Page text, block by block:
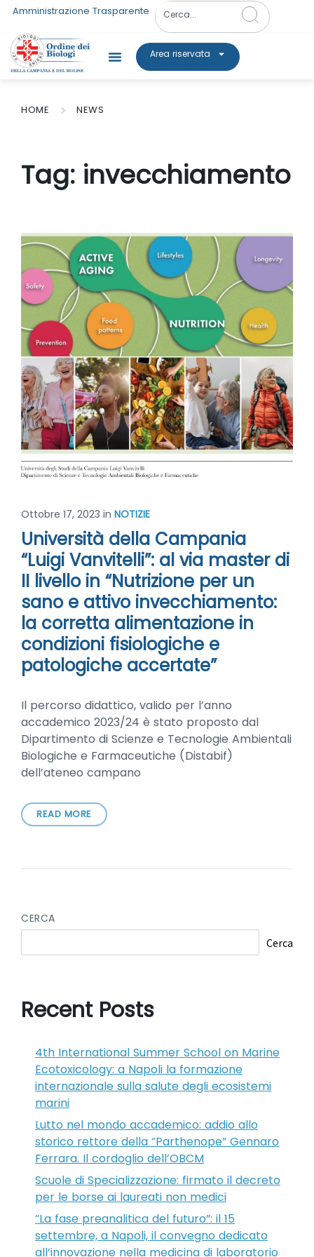
Amministrazione Trasparente
Area riservata
HOME NEWS
Tag: invecchiamento
Ottobre 17, 2023 in NOTIZIE
Università della Campania
“Luigi Vanvitelli”: al via master di
II livello in “Nutrizione per un
sano e attivo invecchiamento:
la corretta alimentazione in
condizioni fisiologiche e
patologiche accertate”
Il percorso didattico, valido per l’anno
accademico 2023/24 è stato proposto dal
Dipartimento di Scienze e Tecnologie Ambientali
Biologiche e Farmaceutiche (Distabif)
dell’ateneo campano
READ MORE
CERCA
Cerca
Recent Posts
4th International Summer School on Marine
Ecotoxicology: a Napoli la formazione
internazionale sulla salute degli ecosistemi
marini
Lutto nel mondo accademico: addio allo
storico rettore della “Parthenope” Gennaro
Ferrara. Il cordoglio dell’OBCM
Scuole di Specializzazione: firmato il decreto
per le borse ai laureati non medici
“La fase preanalitica del futuro”: il 15
settembre, a Napoli, il convegno dedicato
all’innovazione nella medicina di laboratorio